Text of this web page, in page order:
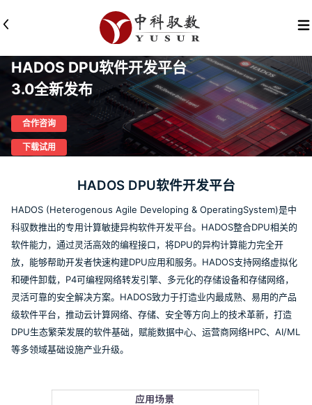
HADOS DPU软件开发平台
3.0全新发布
合作咨询
下载试用
HADOS DPU软件开发平台
HADOS (Heterogenous Agile Developing & OperatingSystem)是中
科驭数推出的专用计算敏捷异构软件开发平台。HADOS整合DPU相关的
软件能力，通过灵活高效的编程接口，将DPU的异构计算能力完全开
放，能够帮助开发者快速构建DPU应用和服务。HADOS支持网络虚拟化
和硬件卸载，P4可编程网络转发引擎、多元化的存储设备和存储网络，
灵活可靠的安全解决方案。HADOS致力于打造业内最成熟、易用的产品
级软件平台，推动云计算网络、存储、安全等方向上的技术革新，打造
DPU生态繁荣发展的软件基础，赋能数据中心、运营商网络HPC、AI/ML
等多领域基础设施产业升级。